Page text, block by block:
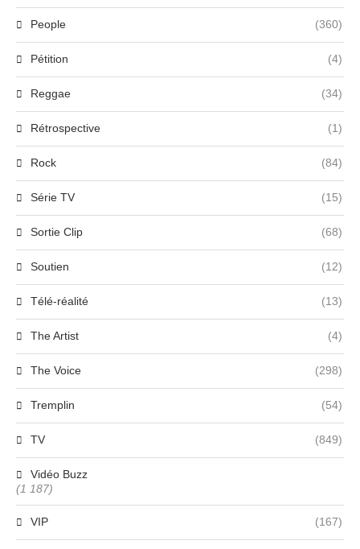
People (360)
Pétition (4)
Reggae (34)
Rétrospective (1)
Rock (84)
Série TV (15)
Sortie Clip (68)
Soutien (12)
Télé-réalité (13)
The Artist (4)
The Voice (298)
Tremplin (54)
TV (849)
Vidéo Buzz
(1 187)
VIP (167)